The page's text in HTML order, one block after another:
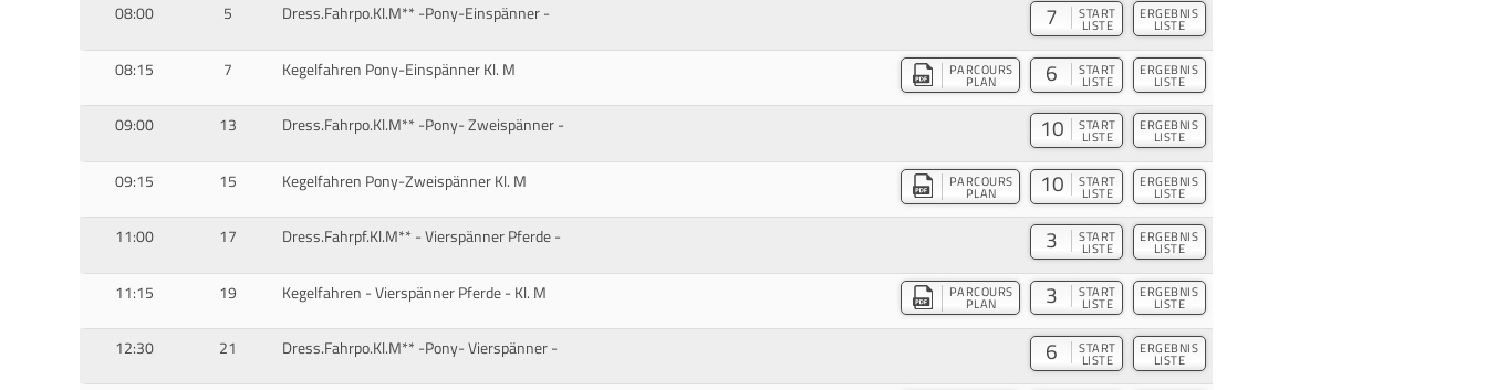
08:00 5 Dress.Fahrpo.Kl.M** -Pony-Einspänner - 7 START
LISTE
ERGEBNIS
LISTE
08:15 7 Kegelfahren Pony-Einspänner Kl. M PARCOURS
PLAN 6 START
LISTE
ERGEBNIS
LISTE
09:00 13 Dress.Fahrpo.Kl.M** -Pony- Zweispänner - 10 START
LISTE
ERGEBNIS
LISTE
09:15 15 Kegelfahren Pony-Zweispänner Kl. M PARCOURS
PLAN 10 START
LISTE
ERGEBNIS
LISTE
11:00 17 Dress.Fahrpf.Kl.M** - Vierspänner Pferde - 3 START
LISTE
ERGEBNIS
LISTE
11:15 19 Kegelfahren - Vierspänner Pferde - Kl. M PARCOURS
PLAN 3 START
LISTE
ERGEBNIS
LISTE
12:30 21 Dress.Fahrpo.Kl.M** -Pony- Vierspänner - 6 START
LISTE
ERGEBNIS
LISTE